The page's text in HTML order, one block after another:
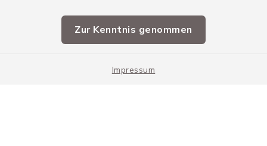
Zur Kenntnis genommen
Impressum
Impressum
Sitemap